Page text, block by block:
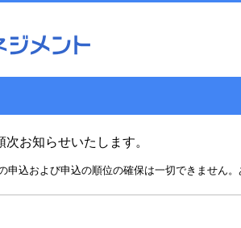
お知らせいたします。
込および申込の順位の確保は一切できません。